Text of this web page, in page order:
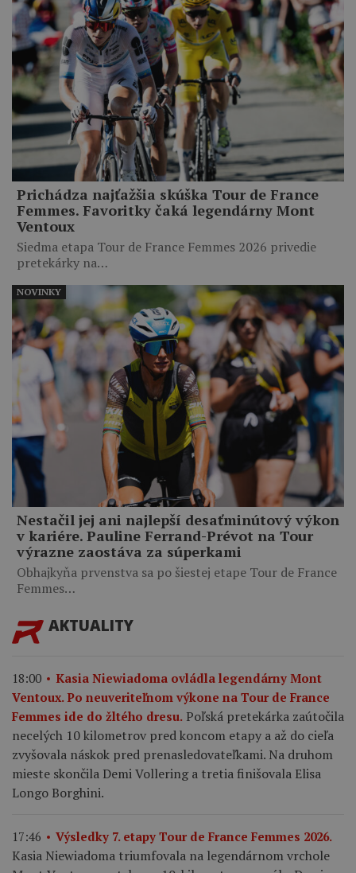
Prichádza najťažšia skúška Tour de France
Femmes. Favoritky čaká legendárny Mont
Ventoux
Siedma etapa Tour de France Femmes 2026 privedie
pretekárky na…
Nestačil jej ani najlepší desaťminútový výkon
v kariére. Pauline Ferrand-Prévot na Tour
výrazne zaostáva za súperkami
Obhajkyňa prvenstva sa po šiestej etape Tour de France
Femmes…
NOVINKY
AKTUALITY
18:00
Kasia Niewiadoma ovládla legendárny Mont
Ventoux. Po neuveriteľnom výkone na Tour de France
Femmes ide do žltého dresu. Poľská pretekárka zaútočila
necelých 10 kilometrov pred koncom etapy a až do cieľa
zvyšovala náskok pred prenasledovateľkami. Na druhom
mieste skončila Demi Vollering a tretia finišovala Elisa
Longo Borghini.
17:46 Výsledky 7. etapy Tour de France Femmes 2026.
Kasia Niewiadoma triumfovala na legendárnom vrchole